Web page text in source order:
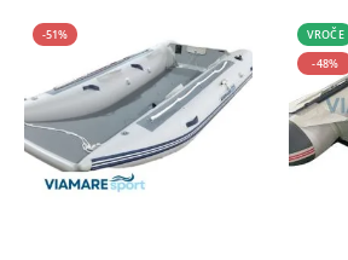
-51%
VROČE
-48%